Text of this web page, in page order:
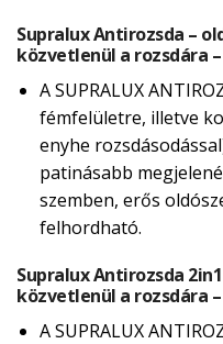
Supralux Antirozsda –
közvetlenül a rozsdára
A SUPRALUX
fémfelületre, illetve
enyhe
patinásabb
szemben, erős
felhordható.
Supralux Antirozsda
közvetlenül a rozsdára
A SUPRALUX